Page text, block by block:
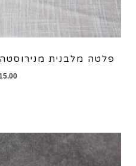
פלטה מלבנית מנירוסטה 36X20 גימור Antique